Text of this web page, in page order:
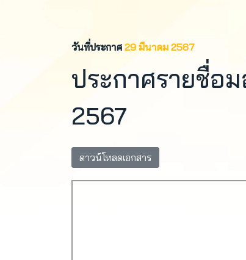
วันที่ประกาศ 29 มีนาคม 2567
ประกาศรายชื่อ
2567
ดาวน์โหลดเอกสาร